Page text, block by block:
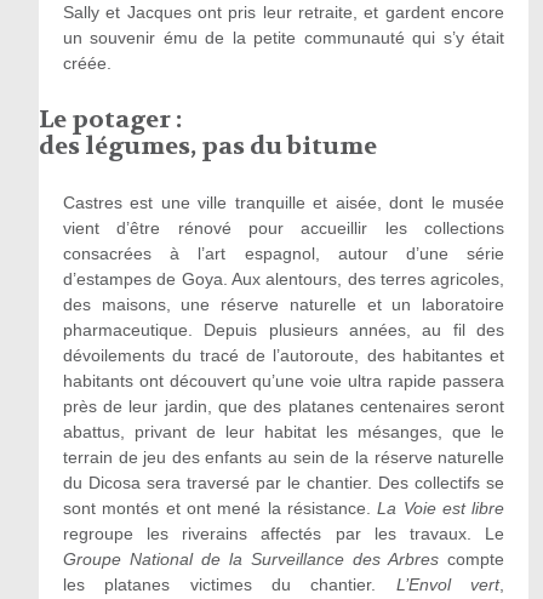
Sally et Jacques ont pris leur retraite, et gardent encore
un souvenir ému de la petite communauté qui s’y était
créée.
Le potager :
des légumes, pas du bitume
Castres est une ville tranquille et aisée, dont le musée
vient d’être rénové pour accueillir les collections
consacrées à l’art espagnol, autour d’une série
d’estampes de Goya. Aux alentours, des terres agricoles,
des maisons, une réserve naturelle et un laboratoire
pharmaceutique. Depuis plusieurs années, au fil des
dévoilements du tracé de l’autoroute, des habitantes et
habitants ont découvert qu’une voie ultra rapide passera
près de leur jardin, que des platanes centenaires seront
abattus, privant de leur habitat les mésanges, que le
terrain de jeu des enfants au sein de la réserve naturelle
du Dicosa sera traversé par le chantier. Des collectifs se
sont montés et ont mené la résistance.La Voie est libre
regroupe les riverains affectés par les travaux. Le
Groupe National de la Surveillance des Arbrescompte
les platanes victimes du chantier. L ’Envol vert,